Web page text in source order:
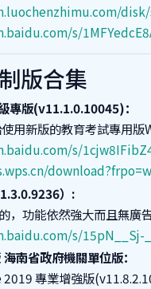
disk/
s/
版合集
專版(v11.1.0.10045)：
用新版的教育考試專用版
s/
）:
，功能依然強大而且無廣
s/15pN__Sj-
南省政府機關單位版：
專業增強版